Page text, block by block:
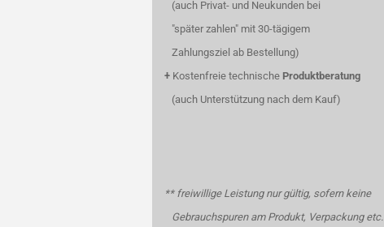
(auch Privat- und Neukunden bei
"später zahlen" mit 30-tägigem
Zahlungsziel ab Bestellung)
+ Kostenfreie technische Produktberatung
(auch Unterstützung nach dem Kauf)
** freiwillige Leistung nur gültig, sofern keine
Gebrauchspuren am Produkt, Verpackung etc.